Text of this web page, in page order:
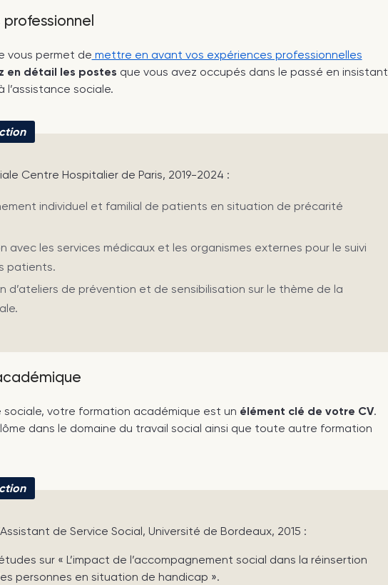
vous permet de mettre en avant vos expériences professionnelles
en détail les postes que vous avez occupés dans le passé en insistant
l’assistance sociale.
Centre Hospitalier de Paris, 2019-2024 :
individuel et familial de patients en situation de précarité
avec les services médicaux et les organismes externes pour le suivi
patients.
d’ateliers de prévention et de sensibilisation sur le thème de la
sociale, votre formation académique est un élément clé de votre CV.
dans le domaine du travail social ainsi que toute autre formation
de Service Social, Université de Bordeaux, 2015 :
sur « L’impact de l’accompagnement social dans la réinsertion
personnes en situation de handicap ».